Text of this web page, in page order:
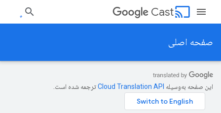
cast
Cast
صفحه اصلی
این صفحه به‌وسیله ترجمه شده است.